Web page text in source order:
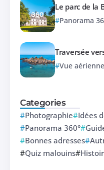
Le parc de la
Panorama
Traversée
Vue aérienne
Categories
Photographie Idées
Panorama 360°
Bonnes adresses
Quiz malouins